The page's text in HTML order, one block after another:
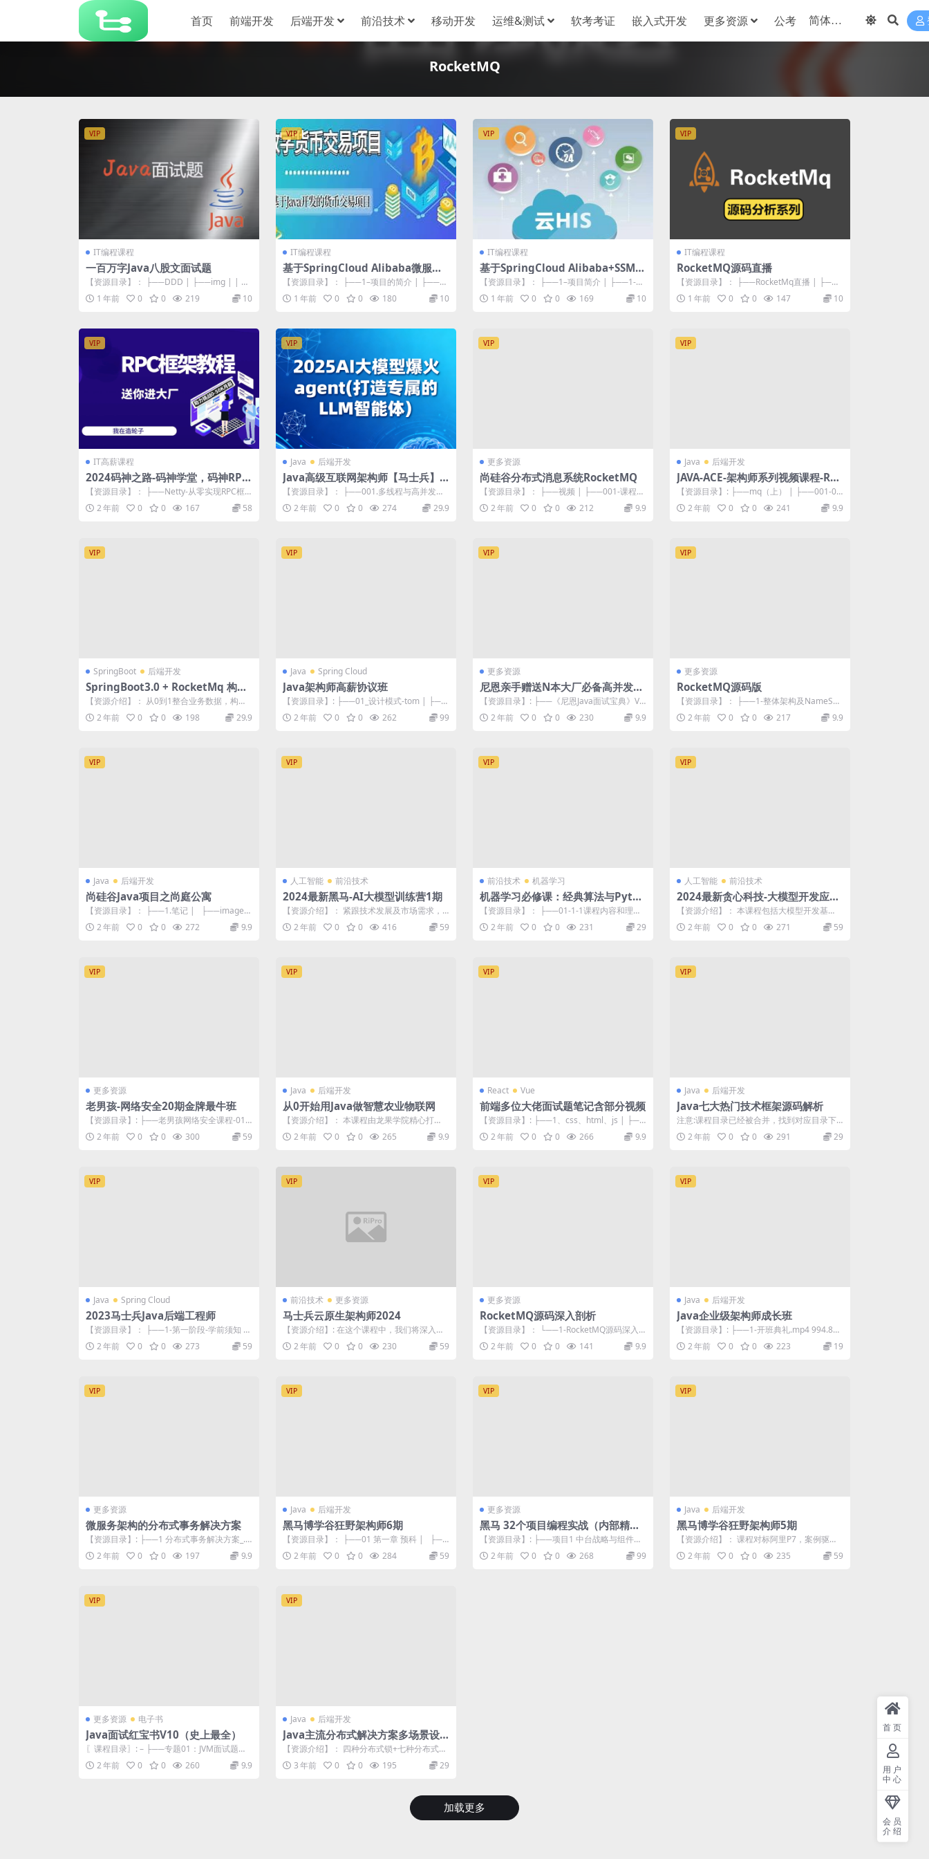
首页 前端开发 后端开发 前沿技术 移动开发 运维&测试 软考考证 嵌入式开发 更多资源 公考
RocketMQ
VIP
IT编程课程
一百万字Java八股文面试题
【资源目录】： ├──DDD | ├──img | | ├
──h3ARNQ2HA...
1 年前 0 0 219 10
VIP
IT编程课程
基于SpringCloud Alibaba微服务
实战开发《数字货币交易平台》资料
完整
【资源目录】： ├──1–项目的简介 | ├──1-
项目的简介.mp4 83.1...
1 年前 0 0 180 10
VIP
IT编程课程
基于SpringCloud Alibaba+SSM架
构《云医疗管理平台》实战+资料完
整
【资源目录】： ├──1–项目简介 | ├──1-云
医疗平台_项目介绍及技术特点...
1 年前 0 0 169 10
VIP
IT编程课程
RocketMQ源码直播
【资源目录】： ├──RocketMq直播 | ├──2
021云溪峰会.mp4 ...
1 年前 0 0 147 10
VIP
IT高薪课程
2024码神之路-码神学堂，码神RPC
项目,独家Java面试宝典
【资源目录】： ├──Netty-从零实现RPC框
架 | ├──1–【RPC】0...
2 年前 0 0 167 58
VIP
Java 后端开发
Java高级互联网架构师【马士兵】
精英一班
【资源目录】： ├──001.多线程与高并发编
程一.mp4 843.77M ├─...
2 年前 0 0 274 29.9
VIP
更多资源
尚硅谷分布式消息系统RocketMQ
【资源目录】： ├──视频 | ├──001-课程简
介.mp4 29.65M |...
2 年前 0 0 212 9.9
VIP
Java 后端开发
JAVA-ACE-架构师系列视频课程-Roc
ketMQ
【资源目录】: ├──mq（上） | ├──001-00
1_RocketMQ_简...
2 年前 0 0 241 9.9
VIP
SpringBoot 后端开发
SpringBoot3.0 + RocketMq 构建
企业级数据中台
【资源介绍】： 从0到1整合业务数据，构建
企业可复用的数据中台 首门数据中台实战...
2 年前 0 0 198 29.9
VIP
Java Spring Cloud
Java架构师高薪协议班
【资源目录】: ├──01_设计模式-tom | ├──
01_设计模式（选修） ...
2 年前 0 0 262 99
VIP
更多资源
尼恩亲手赠送N本大厂必备高并发核
心编程 电子书
【资源目录】: ├──《尼恩Java面试宝典》V1
07（持续更新+史上最全） |...
2 年前 0 0 230 9.9
VIP
更多资源
RocketMQ源码版
【资源目录】： ├──1-整体架构及NameSer
ver源码分析 | ├──1-...
2 年前 0 0 217 9.9
VIP
Java 后端开发
尚硅谷Java项目之尚庭公寓
【资源目录】： ├──1.笔记 | ├──images
| | ├─...
2 年前 0 0 272 9.9
VIP
人工智能 前沿技术
2024最新黑马-AI大模型训练营1期
【资源介绍】： 紧跟技术发展及市场需求，
推出AI大模型训练营课程，让你8周掌握大...
2 年前 0 0 416 59
VIP
前沿技术 机器学习
机器学习必修课：经典算法与Pytho
n实战/人工智能/梗直哥
【资源目录】： ├──01-1-1课程内容和理念.
mp4 27.13M ├──...
2 年前 0 0 231 29
VIP
人工智能 前沿技术
2024最新贪心科技-大模型开发应用
实战营
【资源介绍】： 本课程包括大模型开发基
础，RAG基础与架构，RAG与LangCh...
2 年前 0 0 271 59
VIP
更多资源
老男孩-网络安全20期金牌最牛班
【资源目录】: ├──老男孩网络安全课程-01
模块-基础知识学习阶段-已解 | ...
2 年前 0 0 300 59
VIP
Java 后端开发
从0开始用Java做智慧农业物联网
【资源介绍】： 本课程由龙果学院精心打
造，专为初学者和对智慧农业物联网感兴趣的
开...2 年前 0 0 265 9.9
VIP
React Vue
前端多位大佬面试题笔记含部分视频
【资源目录】: ├──1、css、html、js | ├──
第10讲：CSS可继...
2 年前 0 0 266 9.9
VIP
Java 后端开发
Java七大热门技术框架源码解析
注意:课程目录已经被合并，找到对应目录下
章节即可！ 注意:课程目录已经被合并，找...
2 年前 0 0 291 29
VIP
Java Spring Cloud
2023马士兵Java后端工程师
【资源目录】： ├──1-第一阶段-学前须知 |
├──1-提问的智慧 | ...
2 年前 0 0 273 59
VIP
前沿技术 更多资源
马士兵云原生架构师2024
【资源介绍】: 在这个课程中，我们将深入了
解云原生架构的核心概念、设计原则和最佳...
2 年前 0 0 230 59
VIP
更多资源
RocketMQ源码深入剖析
【资源目录】： └──1-RocketMQ源码深入
剖析 | ├──1-整体架构及...
2 年前 0 0 141 9.9
VIP
Java 后端开发
Java企业级架构师成长班
【资源目录】: ├──1-开班典礼.mp4 994.87
M ├──10-并发编程...
2 年前 0 0 223 19
VIP
更多资源
微服务架构的分布式事务解决方案
【资源目录】: ├──1 分布式事务解决方案_.
mp4 2.71M ├──10 ...
2 年前 0 0 197 9.9
VIP
Java 后端开发
黑马博学谷狂野架构师6期
【资源目录】： ├──01 第一章 预科 | ├──
01 1-1 互联网架构...
2 年前 0 0 284 59
VIP
更多资源
黑马 32个项目编程实战（内部精
品）价值58888元
【资源目录】: ├──项目1 中台战略与组件化
开发 | ├──第二章 文件服务 ...
2 年前 0 0 268 99
VIP
Java 后端开发
黑马博学谷狂野架构师5期
【资源介绍】： 课程对标阿里P7，案例驱动
式教学,课程包含600+技术点，50+...
2 年前 0 0 235 59
VIP
更多资源 电子书
Java面试红宝书V10（史上最全）
〖课程目录〗: – ├──专题01：JVM面试题
（卷王专供 + 史上...
2 年前 0 0 260 9.9
VIP
Java 后端开发
Java主流分布式解决方案多场景设
计与实战 | 更新至14章
【资源介绍】： 四种分布式锁+七种分布式事
务+两种分库分表+四种分布式Sessi...
3 年前 0 0 195 29
加载更多
首页
用户
中心
会员
介绍